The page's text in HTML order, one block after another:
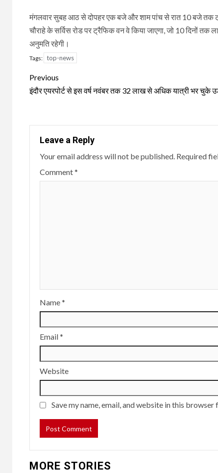
मंगलवार सुबह आठ से दोपहर एक बजे और शाम पांच से रात 10 बजे तक
चौराहे के सर्विस रोड पर ट्रैफिक वन वे किया जाएगा, जो 10 दिनों तक
अनुमति रहेगी।
Tags: top-news
Continue
Reading
Previous
इंदौर एयरपोर्ट से इस वर्ष नवंबर तक 32 लाख से अधिक यात्री भर चुके
Leave a Reply
Your email address will not be published. Required
Comment*
Name*
Email*
Website
Save my name, email, and website in this
MORE STORIES